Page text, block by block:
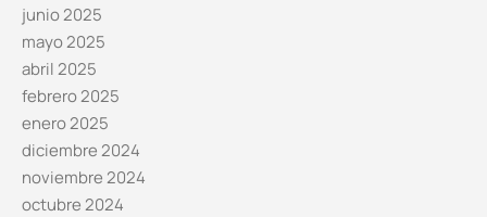
junio 2025
mayo 2025
abril 2025
febrero 2025
enero 2025
diciembre 2024
noviembre 2024
octubre 2024